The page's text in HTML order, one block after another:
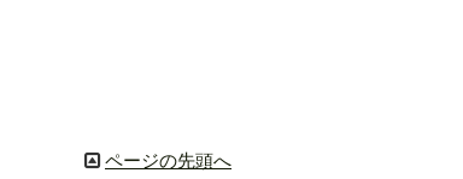
ページの先頭へ